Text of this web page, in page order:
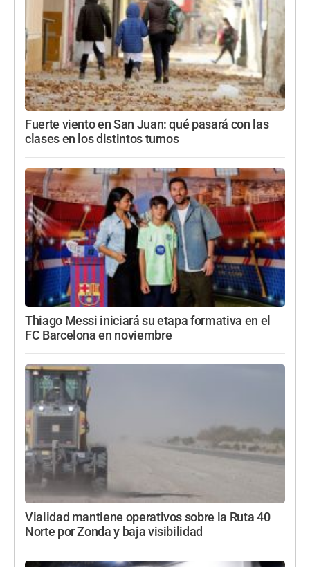
Fuerte viento en San Juan: qué pasará con las
clases en los distintos turnos
Thiago Messi iniciará su etapa formativa en el
FC Barcelona en noviembre
Vialidad mantiene operativos sobre la Ruta 40
Norte por Zonda y baja visibilidad